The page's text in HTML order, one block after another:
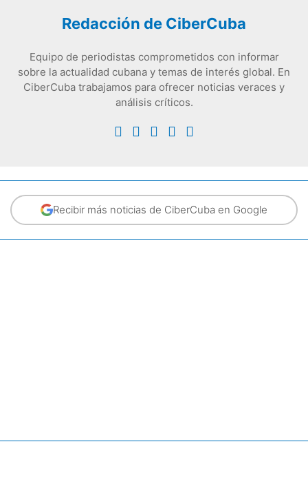
Redacción de CiberCuba
Equipo de periodistas comprometidos con informar
sobre la actualidad cubana y temas de interés global. En
CiberCuba trabajamos para ofrecer noticias veraces y
análisis críticos.
Recibir más noticias de CiberCuba en Google